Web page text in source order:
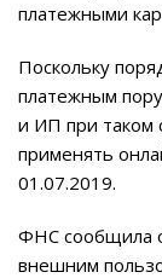
платежными
Поскольку
платежным
и ИП при таком
применять
01.07.2019.
ФНС сообщила о
внешним